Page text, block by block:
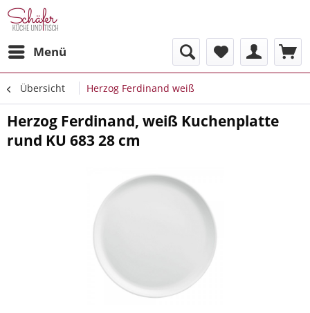
Menü
Übersicht Herzog Ferdinand weiß
Herzog Ferdinand, weiß Kuchenplatte
rund KU 683 28 cm